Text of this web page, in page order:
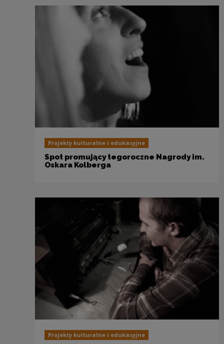
Projekty kulturalne i edukacyjne
Spot promujący tegoroczne Nagrody im.
Oskara Kolberga
Projekty kulturalne i edukacyjne